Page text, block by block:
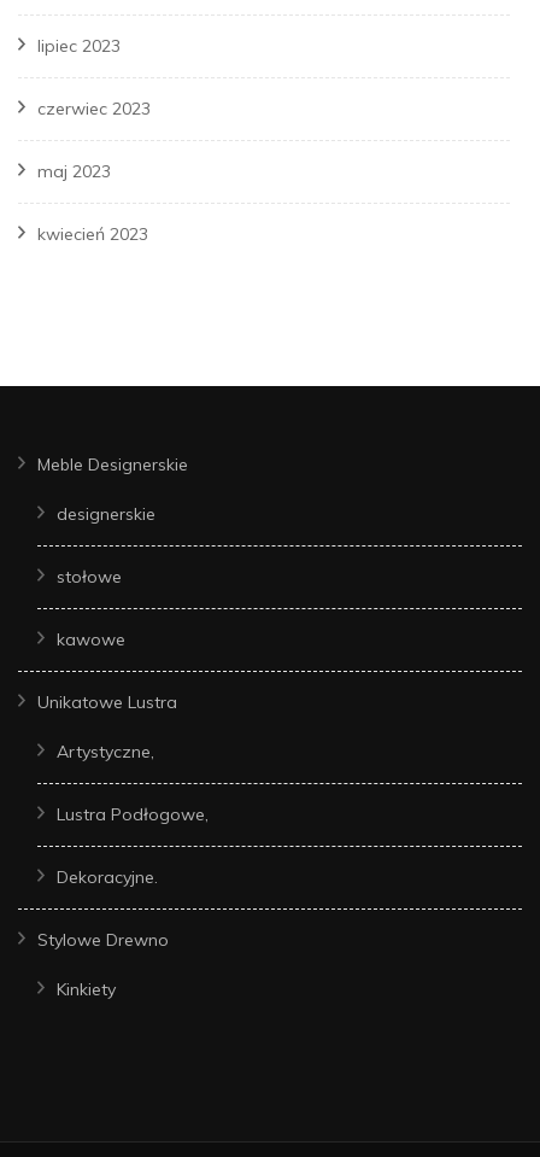
lipiec 2023
czerwiec 2023
maj 2023
kwiecień 2023
Meble Designerskie
designerskie
stołowe
kawowe
Unikatowe Lustra
Artystyczne,
Lustra Podłogowe,
Dekoracyjne.
Stylowe Drewno
Kinkiety